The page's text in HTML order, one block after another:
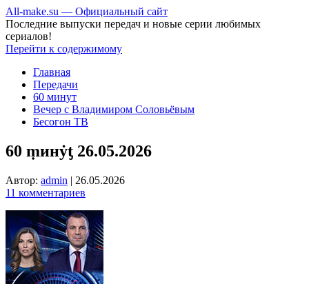
All-make.su — Официальный сайт
Последние выпуски передач и новые серии любимых
сериалов!
Перейти к содержимому
Главная
Передачи
60 минут
Вечер с Владимиром Соловьёвым
Бесогон ТВ
60 ṃинẏƫ 26.05.2026
Автор: admin | 26.05.2026
11 комментариев